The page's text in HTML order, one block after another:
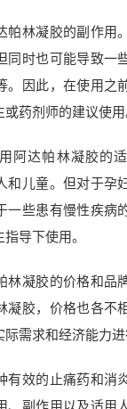
帕林凝胶的副作用
同时也可能导致一
。因此，在使用之
药剂师的建议使用
阿达帕林凝胶的
和儿童。但对于孕
一些患有慢性疾病
导下使用。
林凝胶的价格和品
凝胶，价格也各不
需求和经济能力进
有效的止痛药和消